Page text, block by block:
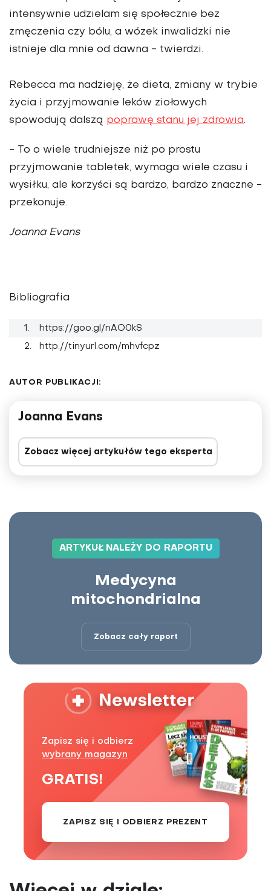
intensywnie udzielam się społecznie bez
zmęczenia czy bólu, a wózek inwalidzki nie
istnieje dla mnie od dawna - twierdzi.
Rebecca ma nadzieję, że dieta, zmiany w trybie
życia i przyjmowanie leków ziołowych
spowodują dalszą poprawę stanu jej zdrowia.
- To o wiele trudniejsze niż po prostu
przyjmowanie tabletek, wymaga wiele czasu i
wysiłku, ale korzyści są bardzo, bardzo znaczne -
przekonuje.
Joanna Evans
Bibliografia
https://goo.gl/nAO0kS
http://tinyurl.com/mhvfcpz
AUTOR PUBLIKACJI:
Joanna Evans
Zobacz więcej artykułów tego eksperta
ARTYKUŁ NALEŻY DO RAPORTU
Medycyna
mitochondrialna
Zobacz cały raport
Zapisz się i odbierz
wybrany magazyn
GRATIS!
ZAPISZ SIĘ I ODBIERZ PREZENT